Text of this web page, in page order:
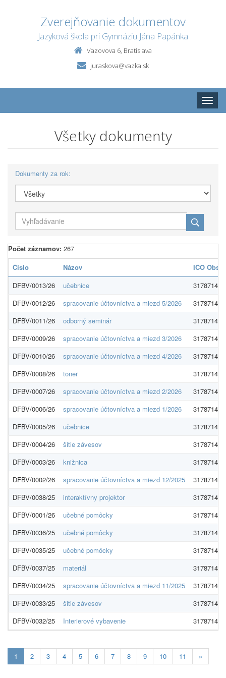
Zverejňovanie dokumentov
Jazyková škola pri Gymnáziu Jána Papánka
Vazovova 6, Bratislava
juraskova@vazka.sk
Toggle
Všetky dokumenty
Dokumenty za rok:
Počet záznamov: 267
Číslo
Názov
IČO Obs.
DFBV/0013/26
učebnice
31787142
DFBV/0012/26
spracovanie účtovníctva a miezd 5/2026
31787142
DFBV/0011/26
odborný seminár
31787142
DFBV/0009/26
spracovanie účtovníctva a miezd 3/2026
31787142
DFBV/0010/26
spracovanie účtovníctva a miezd 4/2026
31787142
DFBV/0008/26
toner
31787142
DFBV/0007/26
spracovanie účtovníctva a miezd 2/2026
31787142
DFBV/0006/26
spracovanie účtovníctva a miezd 1/2026
31787142
DFBV/0005/26
učebnice
31787142
DFBV/0004/26
šitie závesov
31787142
DFBV/0003/26
knižnica
31787142
DFBV/0002/26
spracovanie účtovníctva a miezd 12/2025
31787142
DFBV/0038/25
interaktívny projektor
31787142
DFBV/0001/26
učebné pomôcky
31787142
DFBV/0036/25
učebné pomôcky
31787142
DFBV/0035/25
učebné pomôcky
31787142
DFBV/0037/25
materiál
31787142
DFBV/0034/25
spracovanie účtovníctva a miezd 11/2025
31787142
DFBV/0033/25
šitie závesov
31787142
DFBV/0032/25
Interierové vybavenie 31787142
1 Aktuálna
stránka
2 3 4 5 6 7 8 9 10 11 »